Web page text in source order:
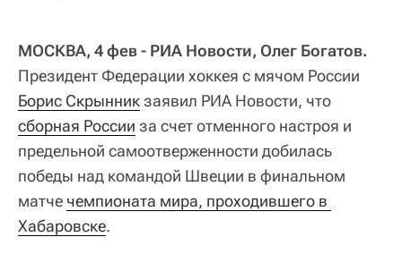
МОСКВА, 4 фев - РИА Новости, Олег Богатов.
Президент Федерации хоккея с мячом России
Борис Скрынникзаявил РИА Новости, что
сборная России за счет отменного настроя и
предельной самоотверженности добилась
победы над командой Швеции в финальном
матче чемпионата мира, проходившего в
Хабаровске.